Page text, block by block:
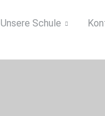
Unsere Schule